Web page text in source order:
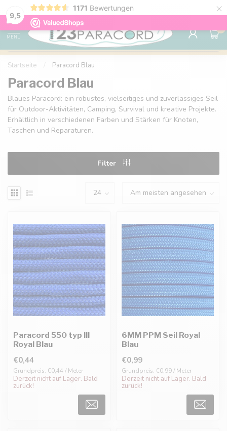
9,5
1171 Bewertungen ×
Kostenlose Lieferung nach Hause ab 150 €
MENU
0
Startseite Paracord Blau
Paracord Blau
Blaues Paracord: ein robustes, vielseitiges und zuverlässiges Seil
für Outdoor-Aktivitäten, Camping, Survival und kreative Projekte.
Erhältlich in verschiedenen Farben und Stärken für Knoten,
Taschen und Reparaturen.
Filter
Paracord 550 typ III
Royal Blau
€0,44
Grundpreis: €0,44 / Meter
Derzeit nicht auf Lager. Bald
zurück!
6MM PPM Seil Royal
Blau
€0,99
Grundpreis: €0,99 / Meter
Derzeit nicht auf Lager. Bald
zurück!